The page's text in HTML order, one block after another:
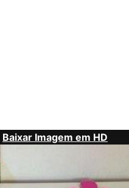
Baixar Imagem em HD